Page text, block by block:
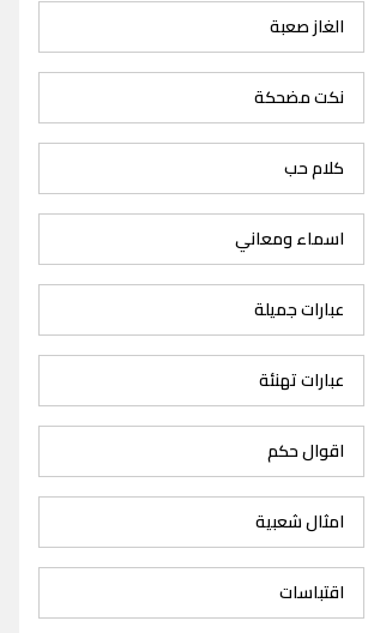
الغاز صعبة
نكت مضحكة
كلام حب
اسماء ومعاني
عبارات جميلة
عبارات تهنئة
اقوال حكم
امثال شعبية
اقتباسات